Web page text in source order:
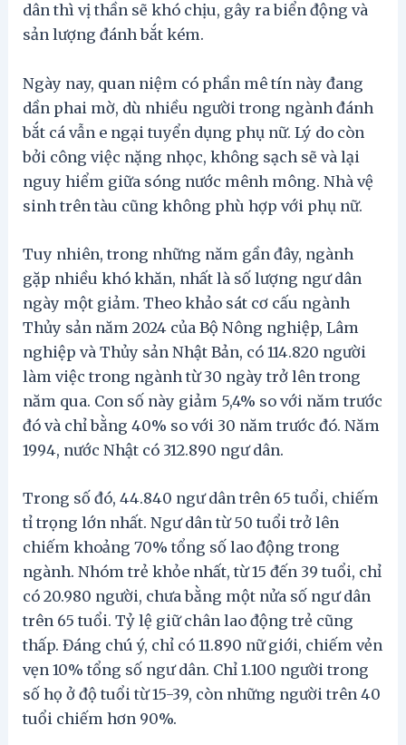
dân thì vị thần sẽ khó chịu, gây ra biển động và
sản lượng đánh bắt kém.
Ngày nay, quan niệm có phần mê tín này đang
dần phai mờ, dù nhiều người trong ngành đánh
bắt cá vẫn e ngại tuyển dụng phụ nữ. Lý do còn
bởi công việc nặng nhọc, không sạch sẽ và lại
nguy hiểm giữa sóng nước mênh mông. Nhà vệ
sinh trên tàu cũng không phù hợp với phụ nữ.
Tuy nhiên, trong những năm gần đây, ngành
gặp nhiều khó khăn, nhất là số lượng ngư dân
ngày một giảm. Theo khảo sát cơ cấu ngành
Thủy sản năm 2024 của Bộ Nông nghiệp, Lâm
nghiệp và Thủy sản Nhật Bản, có 114.820 người
làm việc trong ngành từ 30 ngày trở lên trong
năm qua. Con số này giảm 5,4% so với năm trước
đó và chỉ bằng 40% so với 30 năm trước đó. Năm
1994, nước Nhật có 312.890 ngư dân.
Trong số đó, 44.840 ngư dân trên 65 tuổi, chiếm
tỉ trọng lớn nhất. Ngư dân từ 50 tuổi trở lên
chiếm khoảng 70% tổng số lao động trong
ngành. Nhóm trẻ khỏe nhất, từ 15 đến 39 tuổi, chỉ
có 20.980 người, chưa bằng một nửa số ngư dân
trên 65 tuổi. Tỷ lệ giữ chân lao động trẻ cũng
thấp. Đáng chú ý, chỉ có 11.890 nữ giới, chiếm vẻn
vẹn 10% tổng số ngư dân. Chỉ 1.100 người trong
số họ ở độ tuổi từ 15-39, còn những người trên 40
tuổi chiếm hơn 90%.